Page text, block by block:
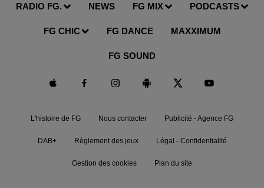
RADIO FG. NEWS FG MIX PODCASTS
FG CHIC FG DANCE MAXXIMUM
FG SOUND
L'histoire de FG Nous contacter Publicité - Agence FG
DAB+ Règlement des jeux Légal - Confidentialité
Gestion des cookies Plan du site